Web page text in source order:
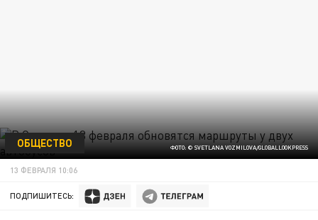
ФОТО: © SVETLANA VOZMILOVA/GLOBALLOOKPRESS
ОБЩЕСТВО
13 ФЕВРАЛЯ 10:06
ПОДПИШИТЕСЬ: